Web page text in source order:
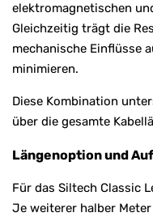
elektromagnetischen
Gleichzeitig trägt die
mechanische Einflüsse
minimieren.
Diese Kombination
über die gesamte
Längenoption und
Für das Siltech Classic
Je weiterer halber